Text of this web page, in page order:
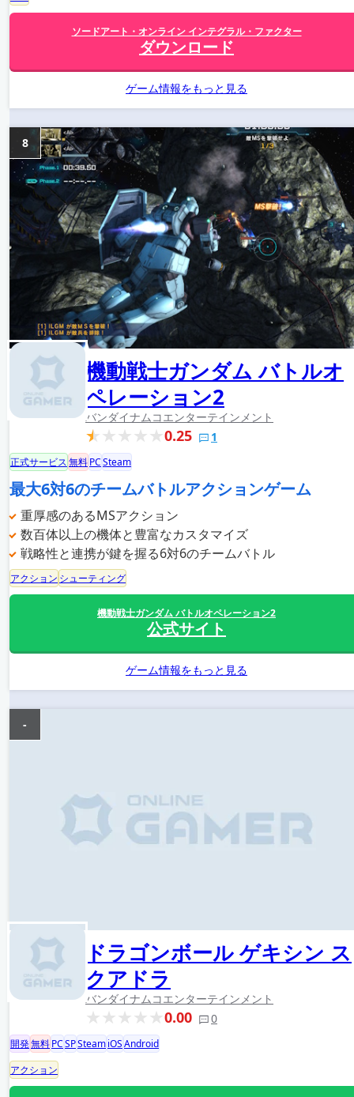
ソードアート・オンライン インテグラル・ファクター
ダウンロード
ゲーム情報をもっと見る
機動戦士ガンダム バトルオ
ペレーション2
バンダイナムコエンターテインメント
0.25 1
8
正式サービス無料PCSteam
最大6対6のチームバトルアクションゲーム
重厚感のあるMSアクション
数百体以上の機体と豊富なカスタマイズ
戦略性と連携が鍵を握る6対6のチームバトル
アクション シューティング
機動戦士ガンダム バトルオペレーション2
公式サイト
ゲーム情報をもっと見る
ドラゴンボール ゲキシン ス
クアドラ
バンダイナムコエンターテインメント
0.00 0
-
開発無料PCSPSteamiOSAndroid
アクション